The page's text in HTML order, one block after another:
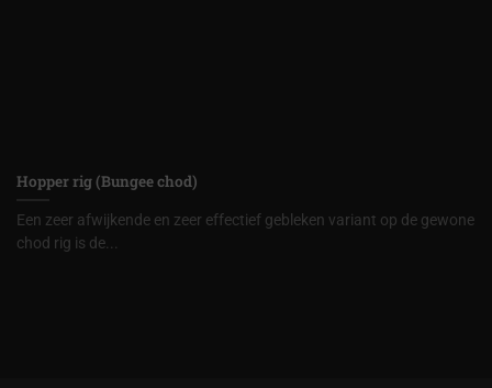
Hopper rig (Bungee chod)
Een zeer afwijkende en zeer effectief gebleken variant op de gewone
chod rig is de...